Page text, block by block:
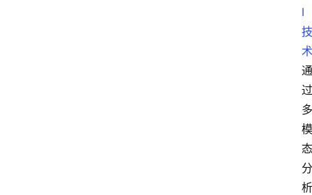
I
技
术
通
过
多
模
态
分
析